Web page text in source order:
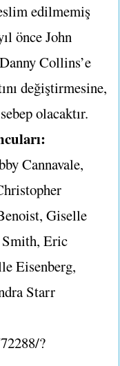
edilmemiş
önce John
Collins’e
değiştirmesine,
olacaktır.
Cannavale,
Giselle
Smith, Eric
Eisenberg,
Starr
?